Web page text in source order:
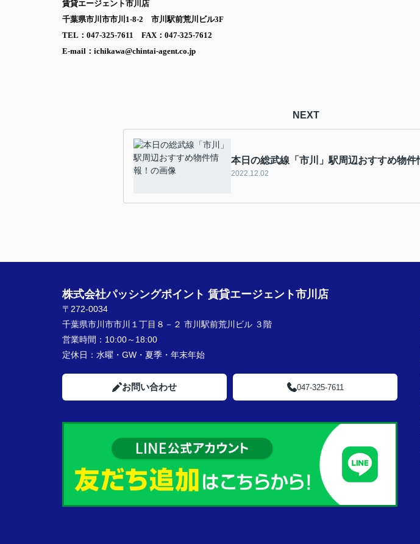
賃貸エージェント市川店
千葉県市川市市川1-8-2 市川駅前荒川ビル3F
TEL：047-325-7611 FAX：047-325-7612
E-mail：ichikawa@chintai-agent.co.jp
NEXT
本日の総武線「市川」駅周辺おすすめ物件
2022.12.02
株式会社パッシングポイント 賃貸エージェント市川店
〒272-0034
千葉県市川市市川１丁目８－２ 市川駅前荒川ビル ３階
営業時間： 10:00～18:00
定休日： 水曜・GW・夏季・年末年始
お問い合わせ 047-325-7611